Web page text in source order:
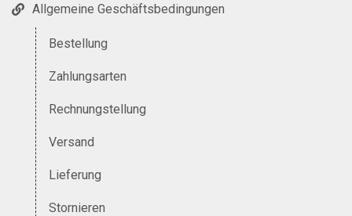
Allgemeine Geschäftsbedingungen
Bestellung
Zahlungsarten
Rechnungstellung
Versand
Lieferung
Stornieren